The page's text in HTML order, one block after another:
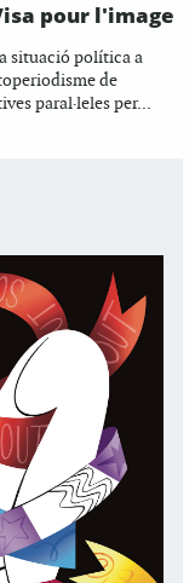
pour l'image
situació política a
de
paral·leles per...